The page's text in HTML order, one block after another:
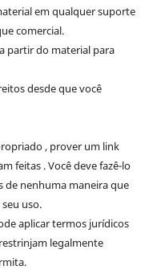
em qualquer suporte
comercial.
partir do material para
desde que você
, prover um link
feitas . Você deve fazê-lo
de nenhuma maneira que
uso.
aplicar termos jurídicos
legalmente